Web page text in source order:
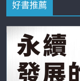
好書推薦